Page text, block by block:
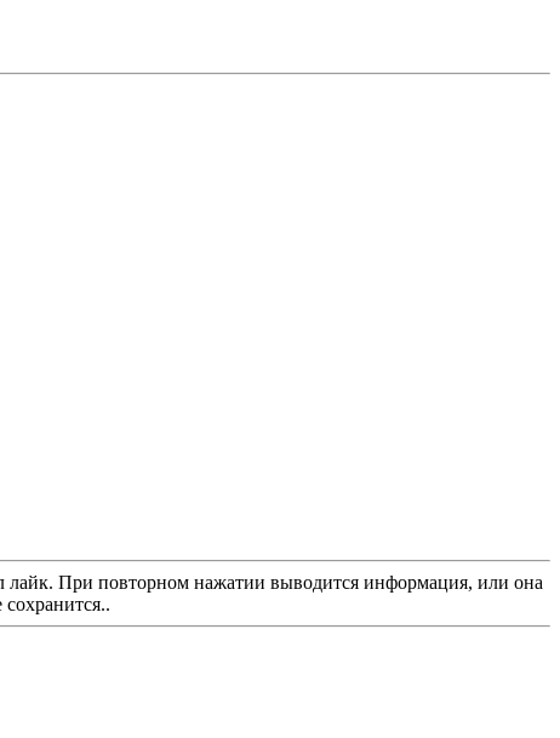
лайк. При повторном нажатии выводится информация, или она